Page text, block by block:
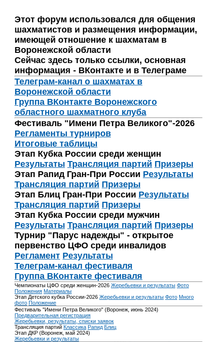
Этот форум использовался для общения
шахматистов и размещения информации,
имеющей отношение к шахматам в
Воронежской области
Сейчас здесь только ссылки, основная
информация - ВКонтакте и в Телеграме
Телеграм-канал о шахматах в
Воронежской области
Группа ВКонтакте Воронежского
областного шахматного клуба
Фестиваль "Имени Петра Великого"-2026
Регламенты турниров
Итоговые таблицы
Этап Кубка России среди женщин
Результаты Трансляция партий Призеры
Этап Рапид Гран-При России Результаты
Трансляция партий Призеры
Этап Блиц Гран-При России Результаты
Трансляция партий Призеры
Этап Кубка России среди мужчин
Результаты Трансляция партий Призеры
Турнир "Парус надежды" - открытое
первенство ЦФО среди инвалидов
Регламент Результаты
Телеграм-канал фестиваля
Группа ВКонтакте фестиваля
Чемпионаты ЦФО среди женщин-2026 Жеребьевки и результаты Фото
Положения Материалы
Этап Детского кубка России-2026 Жеребьевки и результаты Фото Много
фото Положение
Фестиваль "Имени Петра Великого" (Воронеж, июнь 2024)
Предварительная регистрация
Жеребьевки, результаты, списки заявок
Трансляция партий Классика Рапид Блиц
Этап ДКР (Воронеж, май 2024)
Жеребьевки и результаты